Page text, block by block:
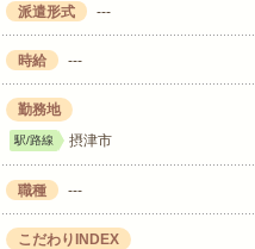
派遣形式 ---
時給 ---
勤務地
駅/路線 摂津市
職種 ---
こだわりINDEX